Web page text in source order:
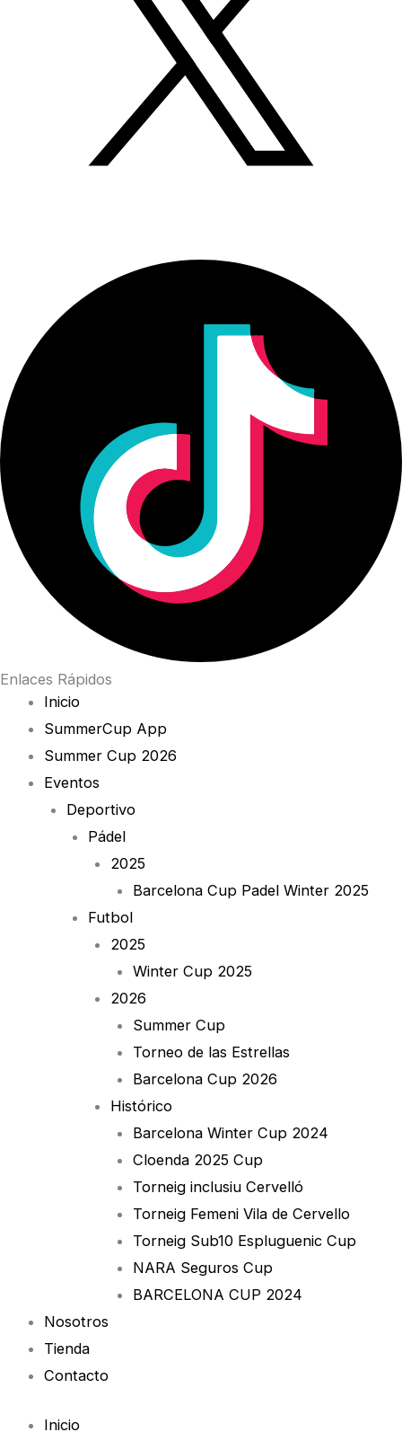
Enlaces Rápidos
Inicio
SummerCup App
Summer Cup 2026
Eventos
Deportivo
Pádel
2025
Barcelona Cup Padel Winter 2025
Futbol
2025
Winter Cup 2025
2026
Summer Cup
Torneo de las Estrellas
Barcelona Cup 2026
Histórico
Barcelona Winter Cup 2024
Cloenda 2025 Cup
Torneig inclusiu Cervelló
Torneig Femeni Vila de Cervello
Torneig Sub10 Espluguenic Cup
NARA Seguros Cup
BARCELONA CUP 2024
Nosotros
Tienda
Contacto
Inicio